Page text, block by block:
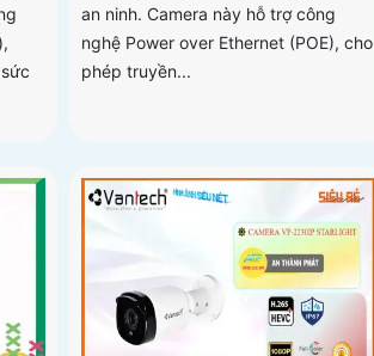
an ninh. Camera này hỗ trợ công
nghệ Power over Ethernet (POE), cho
phép truyền...